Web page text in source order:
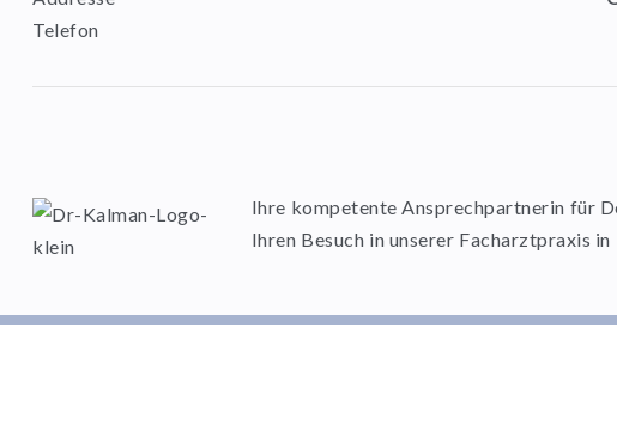
Telefon
Ihre kompetente Ansprechpartnerin für
Ihren Besuch in unserer Facharztpraxis